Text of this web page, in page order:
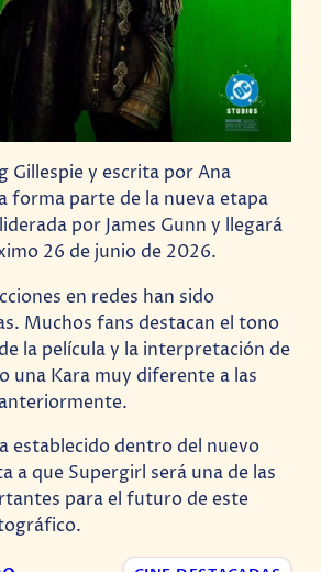
Gillespie y escrita por Ana
forma parte de la nueva etapa
por James Gunn y llegará
26 de junio de 2026.
en redes han sido
Muchos fans destacan el tono
la película y la interpretación de
una Kara muy diferente a las
establecido dentro del nuevo
a que Supergirl será una de las
para el futuro de este